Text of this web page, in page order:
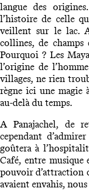
langue des
l’histoire de celle
veillent sur le lac.
collines, de champs
Pourquoi ? Les
l’origine de
villages, ne rien
règne ici une
au-delà du temps.
A Panajachel, de
cependant
goûtera à
Café, entre
pouvoir d’attraction
avaient envahis,